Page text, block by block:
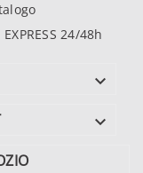
24/48h

